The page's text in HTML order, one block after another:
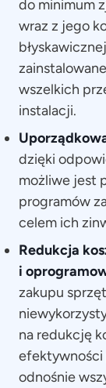
do minimum
wraz z jego
wszelkich
instalacji.
dzięki
możliwe jest
programów
celem ich
Redukcja
i
zakupu
na redukcję
efektywności
odnośnie